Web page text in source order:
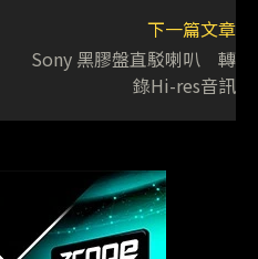
下一篇文章
Sony 黑膠盤直駁喇叭 轉
錄Hi-res音訊